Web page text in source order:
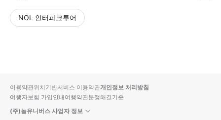
NOL 인터파크투어
입니
다.
순
상
이용약관위치기반서비스 이용약관개인정보 처리방침
여행자보험 가입안내여행약관분쟁해결기준
(주)놀유니버스 사업자 정보